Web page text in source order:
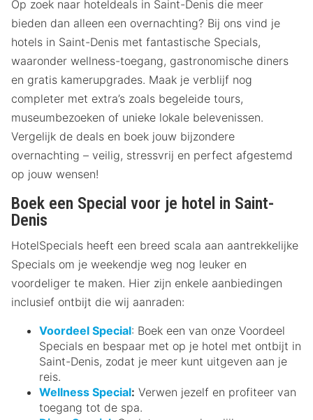
Op zoek naar hoteldeals in Saint-Denis die meer
bieden dan alleen een overnachting? Bij ons vind je
hotels in Saint-Denis met fantastische Specials,
waaronder wellness-toegang, gastronomische diners
en gratis kamerupgrades. Maak je verblijf nog
completer met extra’s zoals begeleide tours,
museumbezoeken of unieke lokale belevenissen.
Vergelijk de deals en boek jouw bijzondere
overnachting – veilig, stressvrij en perfect afgestemd
op jouw wensen!
Boek een Special voor je hotel in Saint-
Denis
HotelSpecials heeft een breed scala aan aantrekkelijke
Specials om je weekendje weg nog leuker en
voordeliger te maken. Hier zijn enkele aanbiedingen
inclusief ontbijt die wij aanraden:
Voordeel Special: Boek een van onze Voordeel
Specials en bespaar met op je hotel met ontbijt in
Saint-Denis, zodat je meer kunt uitgeven aan je
reis.
Wellness Special: Verwen jezelf en profiteer van
toegang tot de spa.